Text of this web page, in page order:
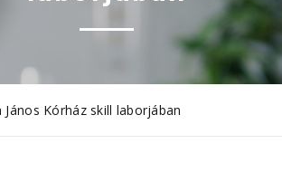
Kórház skill laborjában